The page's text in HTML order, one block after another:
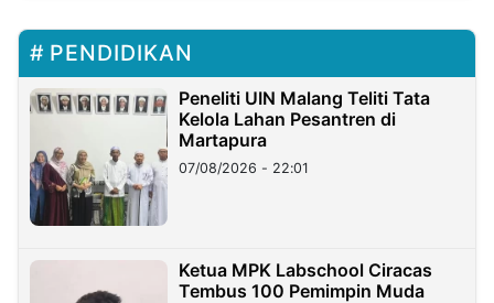
PENDIDIKAN
Peneliti UIN Malang Teliti Tata
Kelola Lahan Pesantren di
Martapura
07/08/2026 - 22:01
Ketua MPK Labschool Ciracas
Tembus 100 Pemimpin Muda